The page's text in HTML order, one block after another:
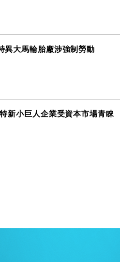
異大馬輪胎廠涉強制勞動
新小巨人企業受資本市場青睞